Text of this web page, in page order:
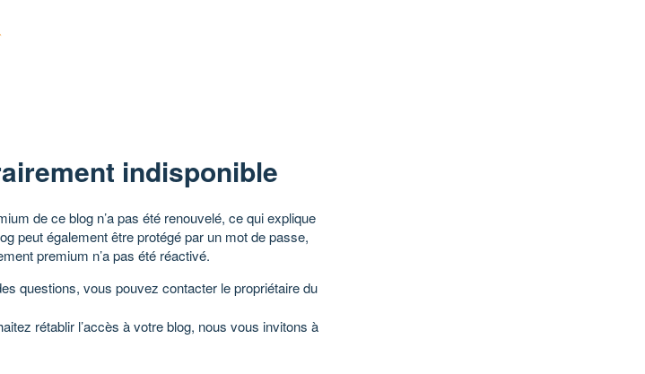
indisponible
de ce blog n’a pas été renouvelé, ce qui explique
peut également être protégé par un mot de passe,
premium n’a pas été réactivé.
questions, vous pouvez contacter le propriétaire du
rétablir l’accès à votre blog, nous vous invitons à